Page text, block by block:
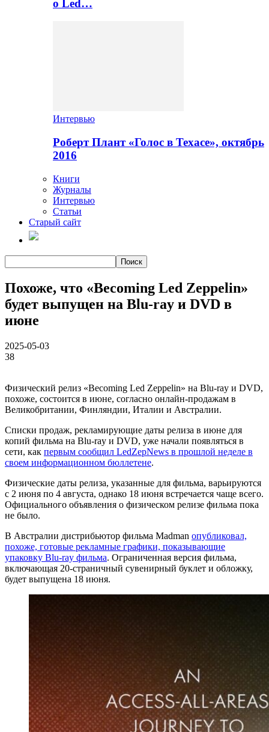
о Led…
Интервью
Роберт Плант «Голос в Техасе», октябрь
2016
Книги
Журналы
Интервью
Статьи
Старый сайт
Похоже, что «Becoming Led Zeppelin»
будет выпущен на Blu-ray и DVD в
июне
2025-05-03
38
Физический релиз «Becoming Led Zeppelin» на Blu-ray и DVD,
похоже, состоится в июне, согласно онлайн-продажам в
Великобритании, Финляндии, Италии и Австралии.
Списки продаж, рекламирующие даты релиза в июне для
копий фильма на Blu-ray и DVD, уже начали появляться в
сети, как первым сообщил LedZepNews в прошлой неделе в
своем информационном бюллетене.
Физические даты релиза, указанные для фильма, варьируются
с 2 июня по 4 августа, однако 18 июня встречается чаще всего.
Официального объявления о физическом релизе фильма пока
не было.
В Австралии дистрибьютор фильма Madman опубликовал,
похоже, готовые рекламные графики, показывающие
упаковку Blu-ray фильма. Ограниченная версия фильма,
включающая 20-страничный сувенирный буклет и обложку,
будет выпущена 18 июня.